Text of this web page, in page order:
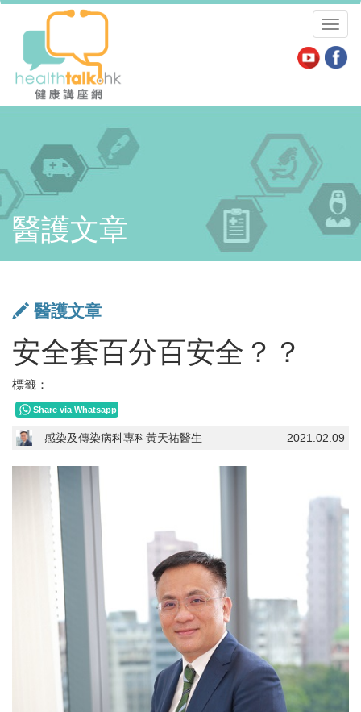
醫護文章
醫護文章
安全套百分百安全？？
標籤：
Share via Whatsapp
2021.02.09
感染及傳染病科專科黃天祐醫生